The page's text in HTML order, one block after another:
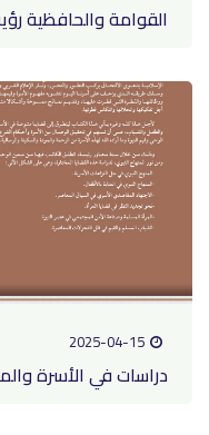
القوامة والحافظية
2025-04-15
دراسات في الأسرة